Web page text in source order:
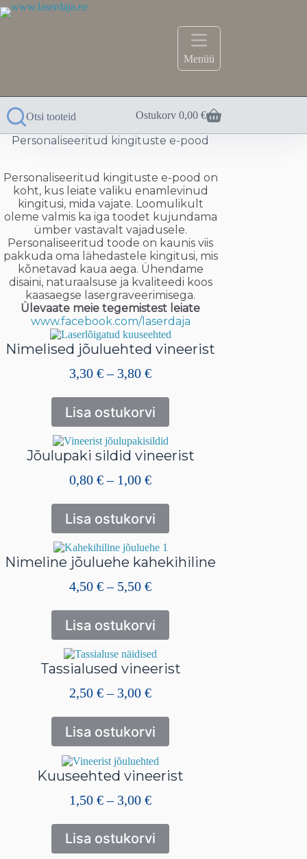
Skip
to
Menüü
Otsi tooteid Ostukorv 0,00 €
Personaliseeritud kingituste e-pood
Personaliseeritud kingituste e-pood on
koht, kus leiate valiku enamlevinud
kingitusi, mida vajate. Loomulikult
oleme valmis ka iga toodet kujundama
ümber vastavalt vajadusele.
Personaliseeritud toode on kaunis viis
pakkuda oma lähedastele kingitusi, mis
kõnetavad kaua aega. Ühendame
disaini, naturaalsuse ja kvaliteedi koos
kaasaegse lasergraveerimisega.
Ülevaate meie tegemistest leiate
www.facebook.com/laserdaja
Nimelised jõuluehted vineerist
3,30€ – 3,80€Hinnavahemik:
kuni
3,80 €
Lisa ostukorvi
Jõulupaki sildid vineerist
0,80€ – 1,00€Hinnavahemik:
kuni
1,00 €
Lisa ostukorvi
Nimeline jõuluehe kahekihiline
4,50€ – 5,50€Hinnavahemik:
kuni
5,50 €
Lisa ostukorvi
Tassialused vineerist
2,50€ – 3,00€Hinnavahemik:
kuni
3,00 €
Lisa ostukorvi
Kuuseehted vineerist
1,50€ – 3,00€Hinnavahemik:
kuni
3,00 €
Lisa ostukorvi